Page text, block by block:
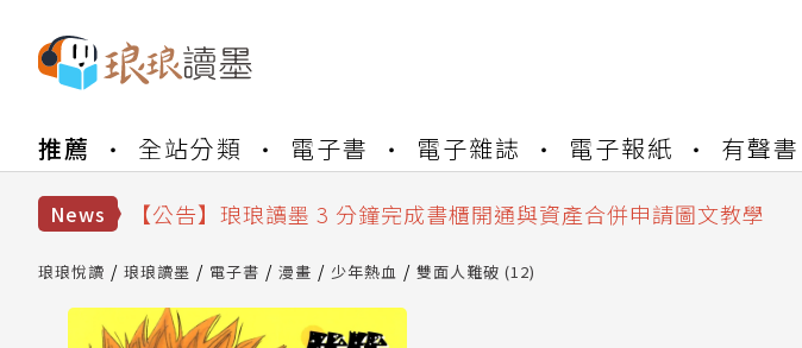
推薦 全站分類 電子書 電子雜誌 電子報紙 有聲書
News
【公告】琅琅讀墨數位閱讀資產合併與書櫃開通申請
【公告】琅琅讀墨 3 分鐘完成書櫃開通與資產合併申請圖文教學
【公告】琅琅讀墨數位閱讀資產合併與書櫃開通申請
琅琅悅讀 琅琅讀墨 電子書 漫畫 少年熱血 雙面人難破 (12)